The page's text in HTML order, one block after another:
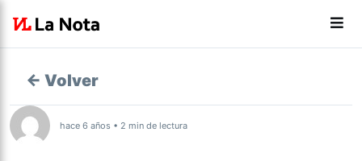
← Volver
hace 6 años • 2 min de lectura